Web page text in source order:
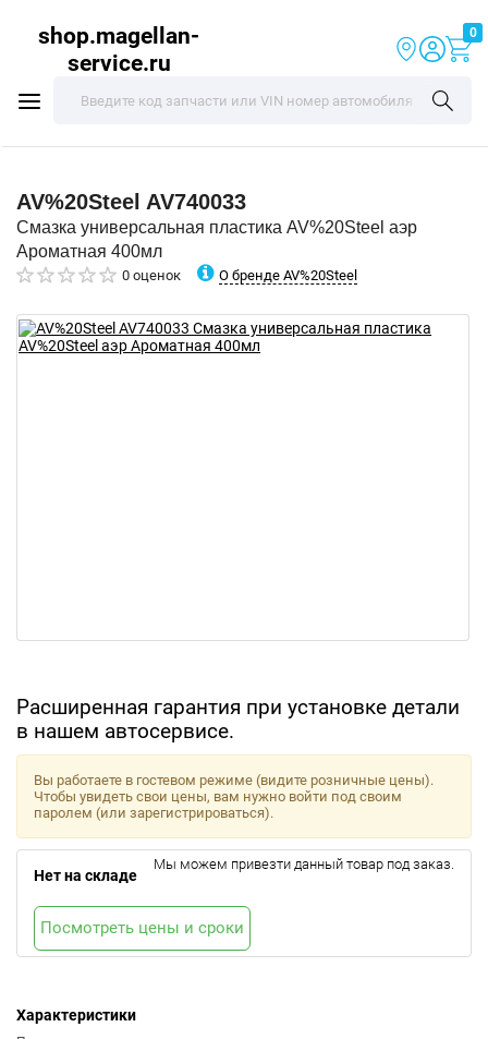
shop.magellan-
service.ru
0
AV%20Steel AV740033
Смазка универсальная пластика AV%20Steel аэр
Ароматная 400мл
0 оценок О бренде AV%20Steel
Расширенная гарантия при установке детали
в нашем автосервисе.
Характеристики
Вы работаете в гостевом режиме (видите розничные цены).
Чтобы увидеть свои цены, вам нужно войти под своим
паролем (или зарегистрироваться).
Нет на складе
Мы можем привезти данный товар под заказ.
Посмотреть цены и сроки